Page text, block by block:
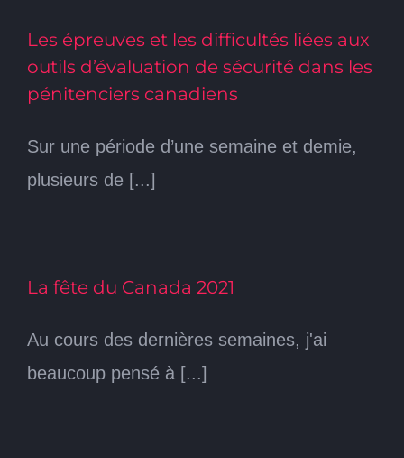
Les épreuves et les difficultés liées aux
outils d’évaluation de sécurité dans les
pénitenciers canadiens
Sur une période d’une semaine et demie,
plusieurs de [...]
La fête du Canada 2021
Au cours des dernières semaines, j'ai
beaucoup pensé à [...]